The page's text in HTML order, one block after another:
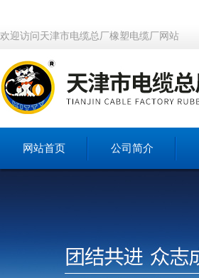
欢迎访问天津市电缆总厂橡塑电缆厂网站
网站首页 公司简介